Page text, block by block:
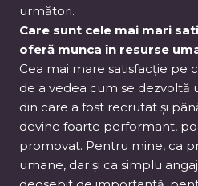
următori.
Care sunt cele mai mari
oferă munca în resurse
Cea mai mare satisfacție pe
de a vedea cum se
din care a fost recrutat și
devine foarte performant,
promovat. Pentru mine, ca
umane, dar și ca simplu